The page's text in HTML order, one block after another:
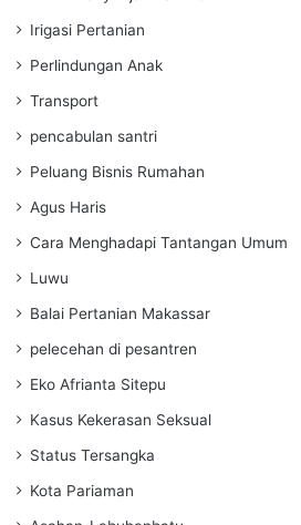
Irigasi Pertanian
Perlindungan Anak
Transport
pencabulan santri
Peluang Bisnis Rumahan
Agus Haris
Cara Menghadapi Tantangan Umum
Luwu
Balai Pertanian Makassar
pelecehan di pesantren
Eko Afrianta Sitepu
Kasus Kekerasan Seksual
Status Tersangka
Kota Pariaman